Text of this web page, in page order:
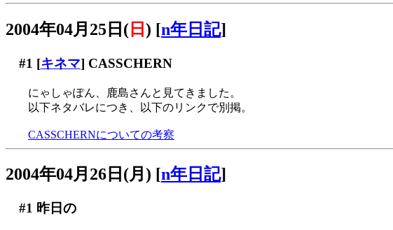
2004年04月25日( 日 ) [n年日記]
#1 [キネマ] CASSCHERN
にゃしゃぽん、鹿島さんと見てきました。
以下ネタバレにつき、以下のリンクで別掲。
CASSCHERNについての考察
2004年04月26日(月) [n年日記]
#1 昨日の